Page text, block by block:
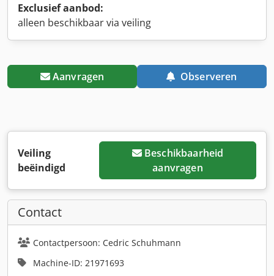
Exclusief aanbod:
alleen beschikbaar via veiling
Aanvragen Observeren
Veiling
beëindigd
Beschikbaarheid
aanvragen
Contact
Contactpersoon: Cedric Schuhmann
Machine-ID: 21971693